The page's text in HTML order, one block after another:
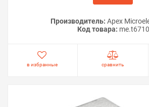
Производитель: Apex
Код товара: me.t6710
в избранные сравнить